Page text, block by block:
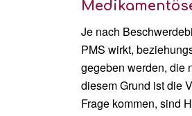
Je nach
PMS wirkt,
gegeben werden, die
diesem Grund ist die
Frage kommen, sind